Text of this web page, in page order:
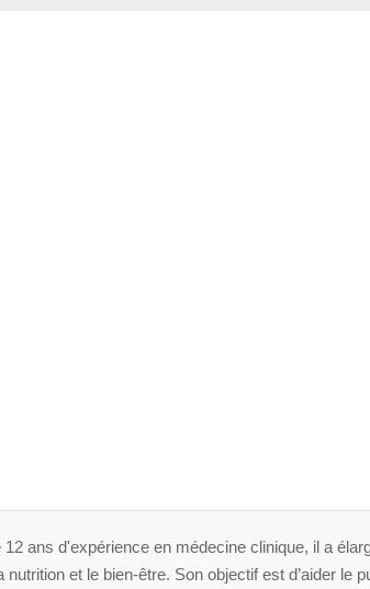
ans d'expérience en médecine clinique, il a
et le bien-être. Son objectif est d’aider le